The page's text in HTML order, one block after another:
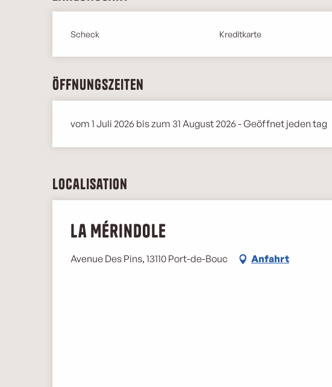
Scheck Kreditkarte
Öffnungszeiten
vom 1 Juli 2026 bis zum 31 August 2026 - Geöffnet jeden tag
Localisation
La Mérindole
Avenue Des Pins, 13110 Port-de-Bouc Anfahrt